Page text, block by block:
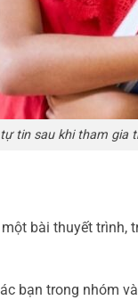
tin sau khi tham gia
bài thuyết trình,
bạn trong nhóm